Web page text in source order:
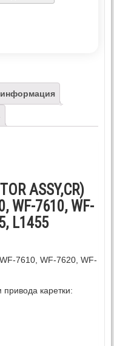
ASSY,CR)
WF-7610, WF-
L1455
7610, WF-7620, WF-
каретки: